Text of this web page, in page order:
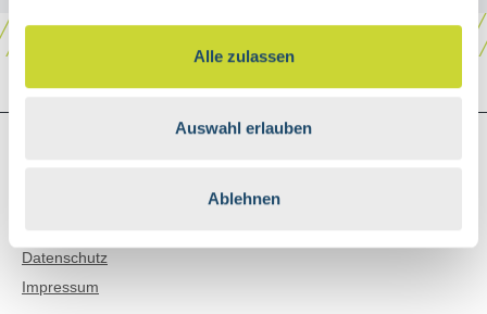
Alle zulassen
Auswahl erlauben
Ablehnen
Datenschutz
Impressum